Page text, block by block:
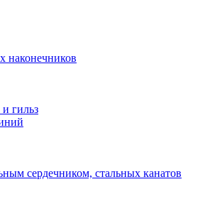
наконечников
гильз
сердечником, стальных канатов